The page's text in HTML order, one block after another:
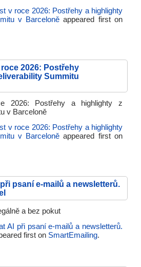
v roce 2026: Postřehy a highlighty
v Barceloně appeared first on
2026: Postřehy
Summitu
2026: Postřehy a highlighty z
v Barceloně
v roce 2026: Postřehy a highlighty
v Barceloně appeared first on
psaní e-mailů a newsletterů.
a bez pokut
AI při psaní e-mailů a newsletterů.
first on SmartEmailing.